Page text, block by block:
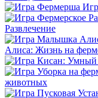
Развлечение
Алиса: Жизнь на
животных